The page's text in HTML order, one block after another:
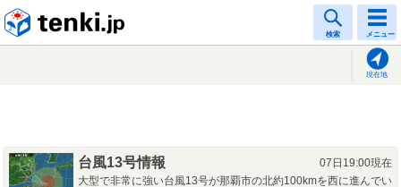
検索 メニュー
現在地
台風13号情報
07日19:00現在
大型で非常に強い台風13号が那覇市の北約100kmを西に進んでい